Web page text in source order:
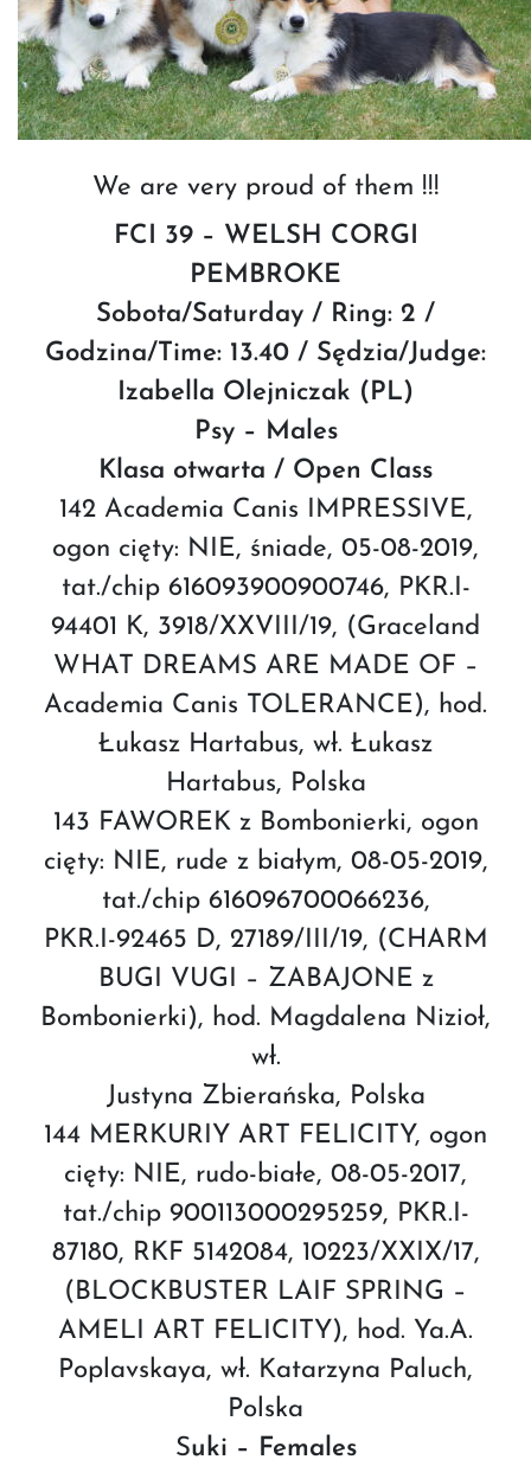
We are very proud of them !!!
FCI 39 – WELSH CORGI
PEMBROKE
Sobota/Saturday / Ring: 2 /
Godzina/Time: 13.40 / Sędzia/Judge:
Izabella Olejniczak (PL)
Psy – Males
Klasa otwarta / Open Class
142 Academia Canis IMPRESSIVE,
ogon cięty: NIE, śniade, 05-08-2019,
tat./chip 616093900900746, PKR.I-
94401 K, 3918/XXVIII/19, (Graceland
WHAT DREAMS ARE MADE OF –
Academia Canis TOLERANCE), hod.
Łukasz Hartabus, wł. Łukasz
Hartabus, Polska
143 FAWOREK z Bombonierki, ogon
cięty: NIE, rude z białym, 08-05-2019,
tat./chip 616096700066236,
PKR.I-92465 D, 27189/III/19, (CHARM
BUGI VUGI – ZABAJONE z
Bombonierki), hod. Magdalena Nizioł,
wł.
Justyna Zbierańska, Polska
144 MERKURIY ART FELICITY, ogon
cięty: NIE, rudo-białe, 08-05-2017,
tat./chip 900113000295259, PKR.I-
87180, RKF 5142084, 10223/XXIX/17,
(BLOCKBUSTER LAIF SPRING –
AMELI ART FELICITY), hod. Ya.A.
Poplavskaya, wł. Katarzyna Paluch,
Polska
Suki – Females